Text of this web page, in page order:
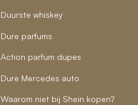
Duurste whiskey
Dure parfums
Action parfum dupes
Dure Mercedes auto
Waarom niet bij Shein kopen?